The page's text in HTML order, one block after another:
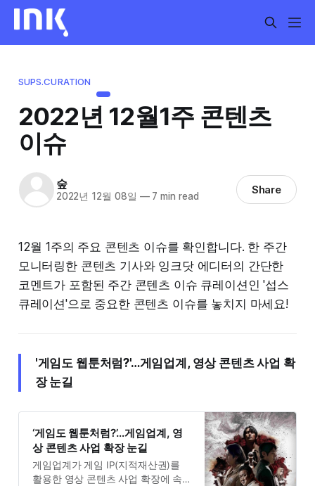
SUPS.CURATION
2022년 12월1주 콘텐츠
이슈
숲
2022년 12월 08일 —7 min read Share
12월 1주의 주요 콘텐츠 이슈를 확인합니다. 한 주간
모니터링한 콘텐츠 기사와 잉크닷 에디터의 간단한
코멘트가 포함된 주간 콘텐츠 이슈 큐레이션인 '섭스
큐레이션'으로 중요한 콘텐츠 이슈를 놓치지 마세요!
'게임도 웹툰처럼?'…게임업계, 영상 콘텐츠 사업 확
장 눈길
‘게임도 웹툰처럼?’…게임업계, 영
상 콘텐츠 사업 확장 눈길
게임업계가 게임 IP(지적재산권)를
활용한 영상 콘텐츠 사업 확장에 속